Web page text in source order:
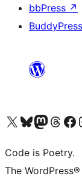
bbPress ↗
BuddyPress
Visit our X (formerly Twitter) account
ഞങ്ങളുടെ ബ്ലൂസ്കൈ
Visit our Mastodon
ഞങ്ങളുടെVisit our
Code is Poetry.
The